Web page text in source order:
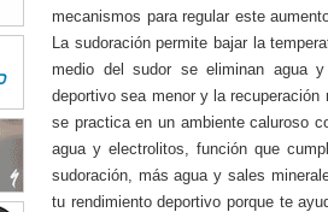
mecanismos para regular este
La sudoración permite bajar la
medio del sudor se eliminan agua
deportivo sea menor y la
se practica en un ambiente caluroso
agua y electrolitos, función que
sudoración, más agua y sales
tu rendimiento deportivo porque te